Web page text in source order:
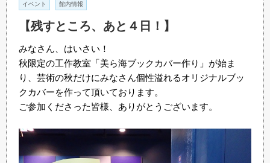
イベント 館内情報
【残すところ、あと４日！】
みなさん、はいさい！
秋限定の工作教室「美ら海ブックカバー作り」が始ま
り、芸術の秋だけにみなさん個性溢れるオリジナルブッ
クカバーを作って頂いております。
ご参加くださった皆様、ありがとうございます。